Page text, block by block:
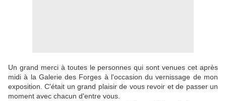
Un grand merci à toutes le personnes qui sont venues cet après
midi à la Galerie des Forges à l'occasion du vernissage de mon
exposition. C'était un grand plaisir de vous revoir et de passer un
moment avec chacun d'entre vous.